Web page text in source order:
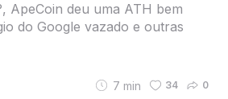
ApeCoin deu uma ATH bem
do Google vazado e outras
7 min 34 0